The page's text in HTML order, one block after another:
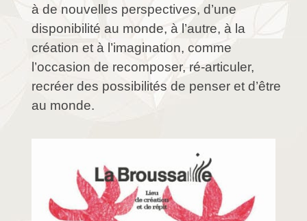
à de nouvelles perspectives, d’une
disponibilité au monde, à l’autre, à la
création et à l ’imagination, comme
’occasion de recomposer, ré-articuler,
recréer des possibilités de penser et d’être
au monde.